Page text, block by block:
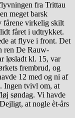
fra Trittau
meget barsk
fårene virkelig skilt
fåret i udtrykket.
at flyve i front. Det
ren De Rauw-
løsladt kl. 15, var
frembrud, og
12 med og ni af
Ingen tvivl om, at
søndag. Vi havde
at nogle èt-års